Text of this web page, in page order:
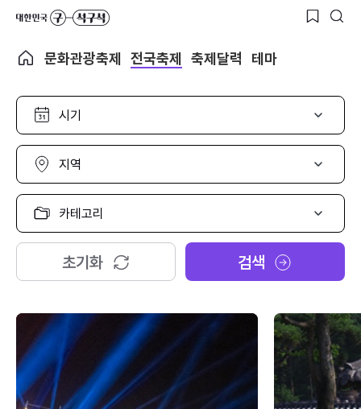
문화관광축제 전국축제 축제달력 테마
시
선
택
지
선
택
카
고
리
택
초기화 검색